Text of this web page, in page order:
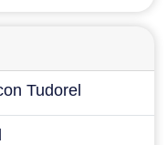
Tudorel